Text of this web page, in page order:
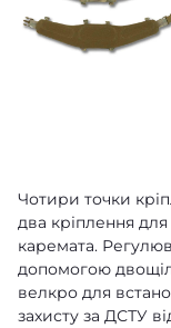
Чотири точки
два кріплення
каремата.
допомогою
велкро для
захисту за ДСТУ